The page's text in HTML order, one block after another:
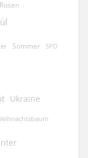
Rosen
Sommer SPD
Ukraine